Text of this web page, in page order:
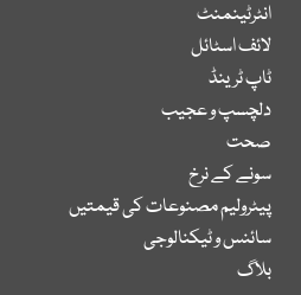
انٹرٹینمنٹ
لائف اسٹائل
ٹاپ ٹرینڈ
دلچسپ و عجیب
صحت
سونے کے نرخ
پیٹرولیم مصنوعات کی قیمتیں
سائنس و ٹیکنالوجی
بلاگ